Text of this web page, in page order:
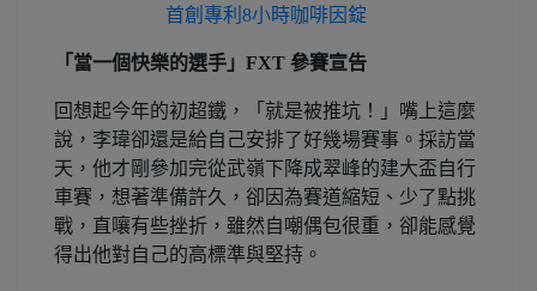
首創專利8小時咖啡因錠
「當一個快樂的選手」FXT 參賽宣告
回想起今年的初超鐵，「就是被推坑！」嘴上這麼
說，李瑋卻還是給自己安排了好幾場賽事。採訪當
天，他才剛參加完從武嶺下降成翠峰的建大盃自行
車賽，想著準備許久，卻因為賽道縮短、少了點挑
戰，直嚷有些挫折，雖然自嘲偶包很重，卻能感覺
得出他對自己的高標準與堅持。